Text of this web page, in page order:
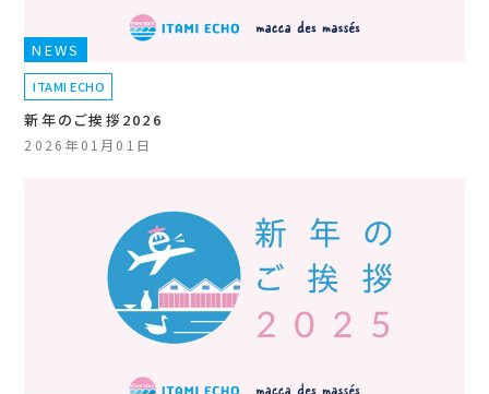
NEWS
ITAMI ECHO
新年のご挨拶2026
2026年01月01日